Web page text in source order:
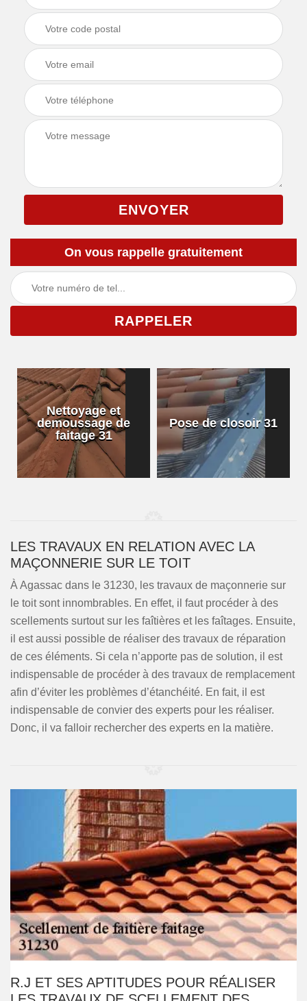
On vous rappelle gratuitement
Nettoyage et
demoussage de
faitage 31
Pose de closoir 31
LES TRAVAUX EN RELATION AVEC LA
MAÇONNERIE SUR LE TOIT
À Agassac dans le 31230, les travaux de maçonnerie sur
le toit sont innombrables. En effet, il faut procéder à des
scellements surtout sur les faîtières et les faîtages. Ensuite,
il est aussi possible de réaliser des travaux de réparation
de ces éléments. Si cela n’apporte pas de solution, il est
indispensable de procéder à des travaux de remplacement
afin d’éviter les problèmes d’étanchéité. En fait, il est
indispensable de convier des experts pour les réaliser.
Donc, il va falloir rechercher des experts en la matière.
R.J ET SES APTITUDES POUR RÉALISER